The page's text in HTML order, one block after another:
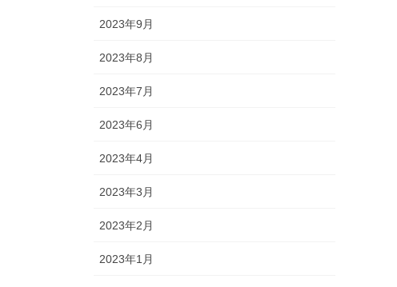
2023年9月
2023年8月
2023年7月
2023年6月
2023年4月
2023年3月
2023年2月
2023年1月